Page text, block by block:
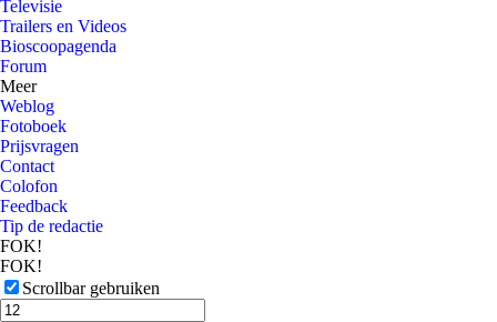
Televisie
Trailers en Videos
Bioscoopagenda
Forum
Meer
Weblog
Fotoboek
Prijsvragen
Contact
Colofon
Feedback
Tip de redactie
FOK!
FOK!
Scrollbar gebruiken